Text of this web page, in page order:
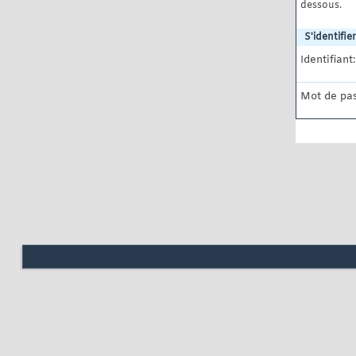
dessous.
S'identifier
Identifiant:
Mot de